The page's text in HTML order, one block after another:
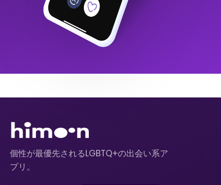
個性が最優先されるLGBTQ+の出会い系ア
プリ。